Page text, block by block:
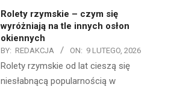
Rolety rzymskie – czym się
wyróżniają na tle innych osłon
okiennych
BY: REDAKCJA ON: 9 LUTEGO, 2026
Rolety rzymskie od lat cieszą się
niesłabnącą popularnością w